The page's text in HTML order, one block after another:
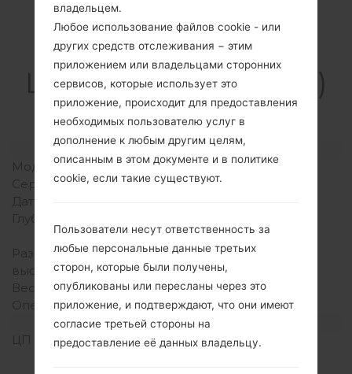
Спецификация
LGD400H(LGD400H)
akaLG L90
Модель и ее характеристики
Модель
LGD400H
Серия
LG L90
Дата выпуска
Глубина
дюйма)
Размеры (ширина /
высота)
131.6 x 66 миллиметров
(5.18 x 2.60 дюйма)
Вес
126 грамм (4.44 унции)
Операционная система
Android 4.4.x KitKat
Аппаратное обеспечение
ЦП (процессор)
1.2 GHz Cortex-A7
владельцем.
Любое использование файлов cookie - или
других средств отслеживания − этим
приложением или владельцами сторонних
сервисов, которые использует это
приложение, происходит для предоставления
необходимых пользователю услуг в
дополнение к любым другим целям,
описанным в этом документе и в политике
cookie, если такие существуют.
Пользователи несут ответственность за
любые персональные данные третьих
сторон, которые были получены,
опубликованы или пересланы через это
приложение, и подтверждают, что они имеют
согласие третьей стороны на
предоставление её данных владельцу.